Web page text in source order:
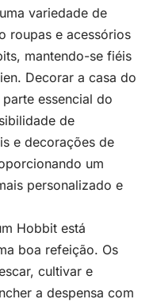
variedade de
roupas e acessórios
mantendo-se fiéis
Decorar a casa do
essencial do
de
e decorações de
um
personalizado e
Hobbit está
boa refeição. Os
cultivar e
a despensa com